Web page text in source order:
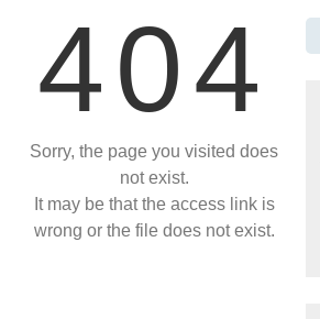
404
Sorry, the page you visited does
not exist.
It may be that the access link is
wrong or the file does not exist.